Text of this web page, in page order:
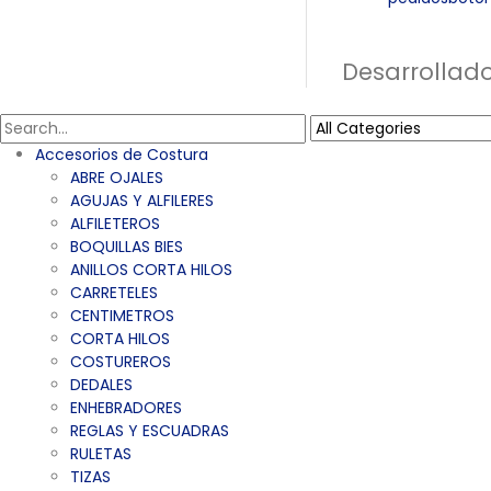
Accesorios de Costura
ABRE OJALES
AGUJAS Y ALFILERES
ALFILETEROS
BOQUILLAS BIES
ANILLOS CORTA HILOS
CARRETELES
CENTIMETROS
CORTA HILOS
COSTUREROS
DEDALES
ENHEBRADORES
REGLAS Y ESCUADRAS
RULETAS
TIZAS